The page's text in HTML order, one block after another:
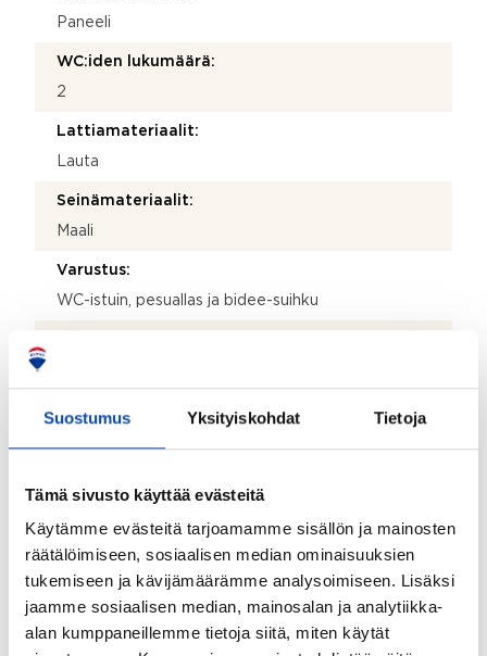
Suostumus Yksityiskohdat Tietoja
Tämä sivusto käyttää evästeitä
Käytämme evästeitä tarjoamamme sisällön ja mainosten
räätälöimiseen, sosiaalisen median ominaisuuksien
tukemiseen ja kävijämäärämme analysoimiseen. Lisäksi
jaamme sosiaalisen median, mainosalan ja analytiikka-
alan kumppaneillemme tietoja siitä, miten käytät
Paneeli
WC:iden lukumäärä:
2
Lattiamateriaalit:
Lauta
Seinämateriaalit:
Maali
Varustus:
WC-istuin, pesuallas ja bidee-suihku
Seinämateriaalit:
Lattiamateriaalit:
Laminaatti